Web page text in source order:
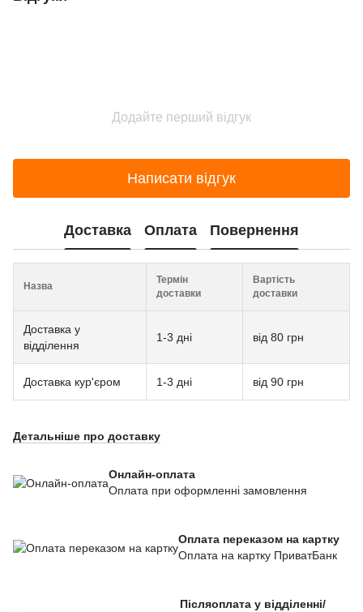
Додайте перший відгук
Написати відгук
Доставка Оплата Повернення
Назва
Термін
доставки
Вартість
доставки
Доставка у
відділення
1-3 дні від 80 грн
Доставка кур'єром 1-3 дні від 90 грн
Детальніше про доставку
Онлайн-оплата
Оплата при оформленні замовлення
Оплата переказом на картку
Оплата на картку ПриватБанк
Післяоплата у відділенні/